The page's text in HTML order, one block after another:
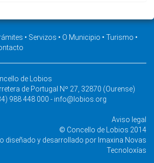
• Servizos • O Municipio • Turismo •
de Lobios
de Portugal Nº 27, 32870 (Ourense)
988 448 000 - info@lobios.org
Aviso legal
© Concello de Lobios 2014
diseñado y desarrollado por Imaxina Novas
Tecnoloxías